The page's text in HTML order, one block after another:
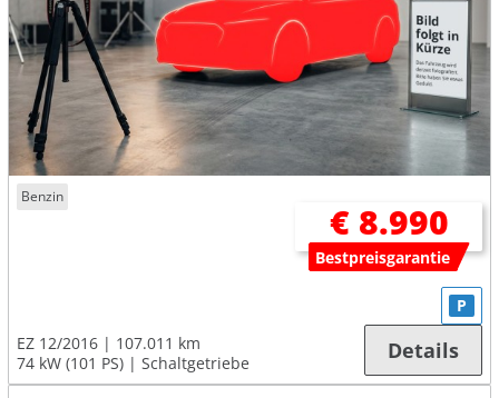
Benzin
€ 8.990
Bestpreisgarantie
EZ 12/2016
107.011 km
74 kW (101 PS)
Schaltgetriebe
P
Details